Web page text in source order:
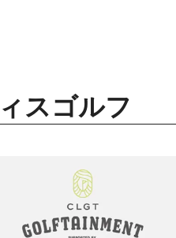
スゴルフ